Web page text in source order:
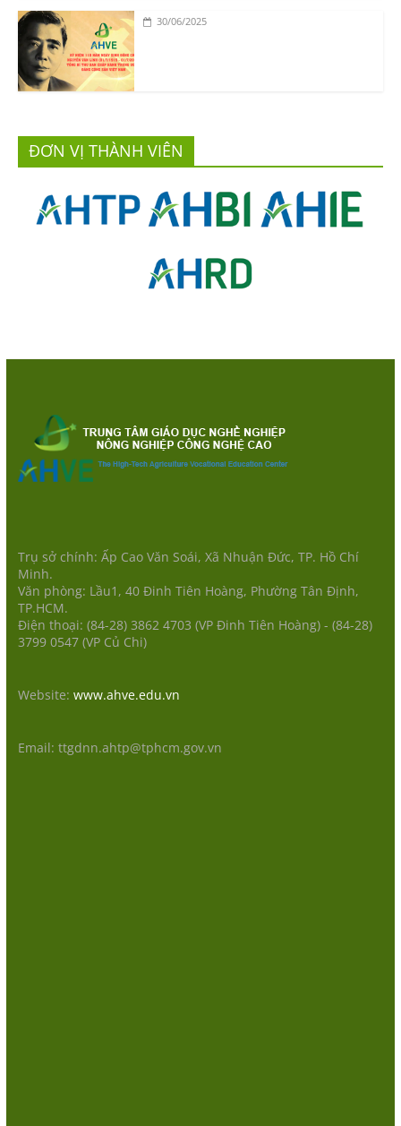
30/06/2025
ĐƠN VỊ THÀNH VIÊN
Trụ sở chính: Ấp Cao Văn Soái, Xã Nhuận Đức, TP. Hồ Chí
Minh.
Văn phòng: Lầu1, 40 Đinh Tiên Hoàng, Phường Tân Định,
TP.HCM.
Điện thoại: (84-28) 3862 4703 (VP Đinh Tiên Hoàng) - (84-28)
3799 0547 (VP Củ Chi)
Website: www.ahve.edu.vn
Email: ttgdnn.ahtp@tphcm.gov.vn